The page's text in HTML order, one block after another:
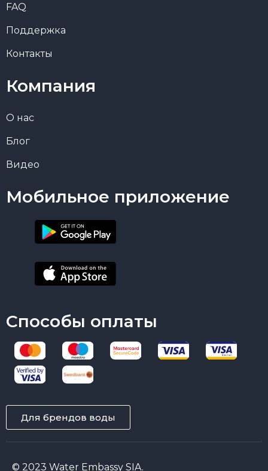
FAQ
Поддержка
Контакты
Компания
О нас
Блог
Видео
Мобильное приложение
Способы оплаты
Для брендов воды
© 2023 Water Embassy SIA.